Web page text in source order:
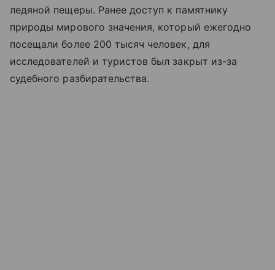
ледяной пещеры. Ранее доступ к памятнику
природы мирового значения, который ежегодно
посещали более 200 тысяч человек, для
исследователей и туристов был закрыт из-за
судебного разбирательства.